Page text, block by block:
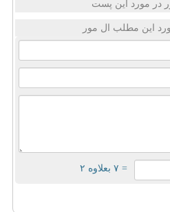
در مورد این پست
این مطلب ال مور
= ۷ بعلاوه ۲